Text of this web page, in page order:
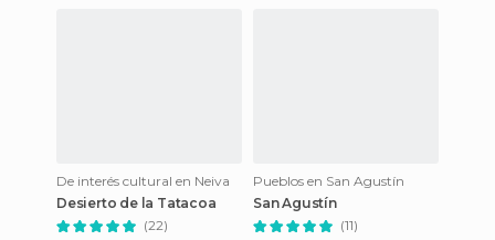
De interés cultural en Neiva
Desierto de la Tatacoa
(22)
Pueblos en San Agustín
San Agustín
(11)